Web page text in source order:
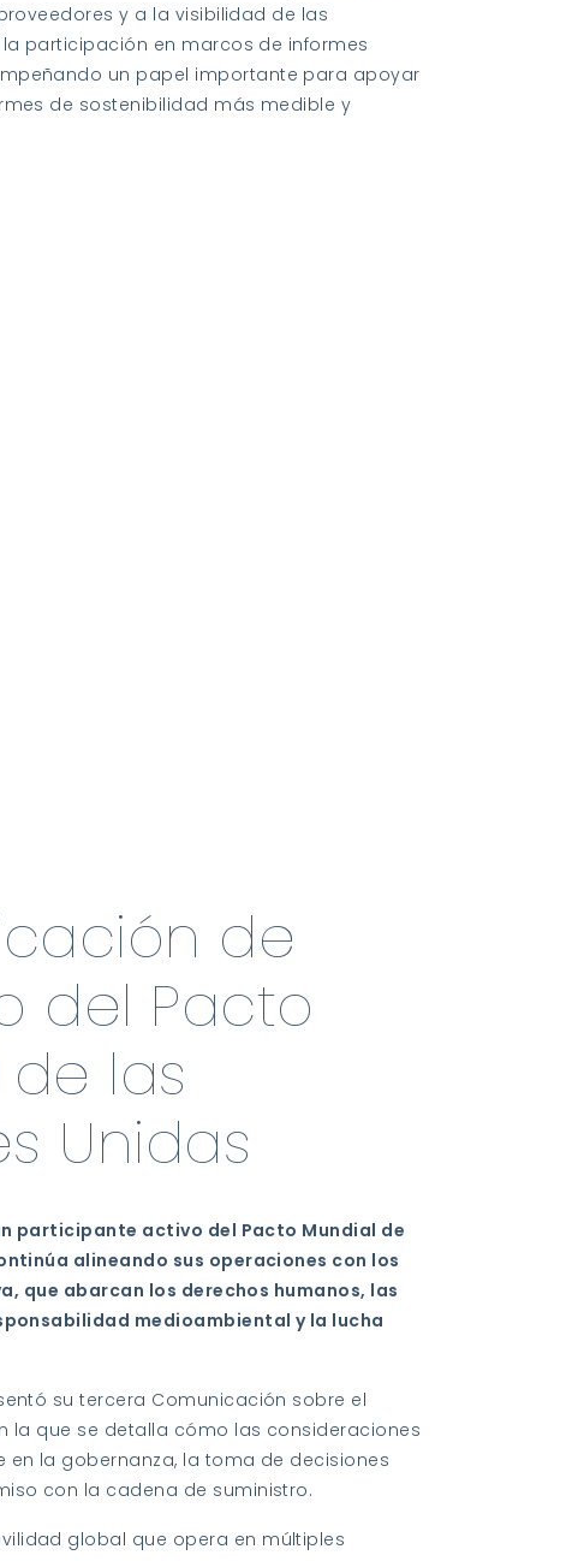
y a la visibilidad de las
participación en marcos de informes
un papel importante para apoyar
de sostenibilidad más medible y
de
del Pacto
las
Unidas
participante activo del Pacto Mundial de
alineando sus operaciones con los
que abarcan los derechos humanos, las
medioambiental y la lucha
su tercera Comunicación sobre el
la que se detalla cómo las consideraciones
en la gobernanza, la toma de decisiones
con la cadena de suministro.
global que opera en múltiples